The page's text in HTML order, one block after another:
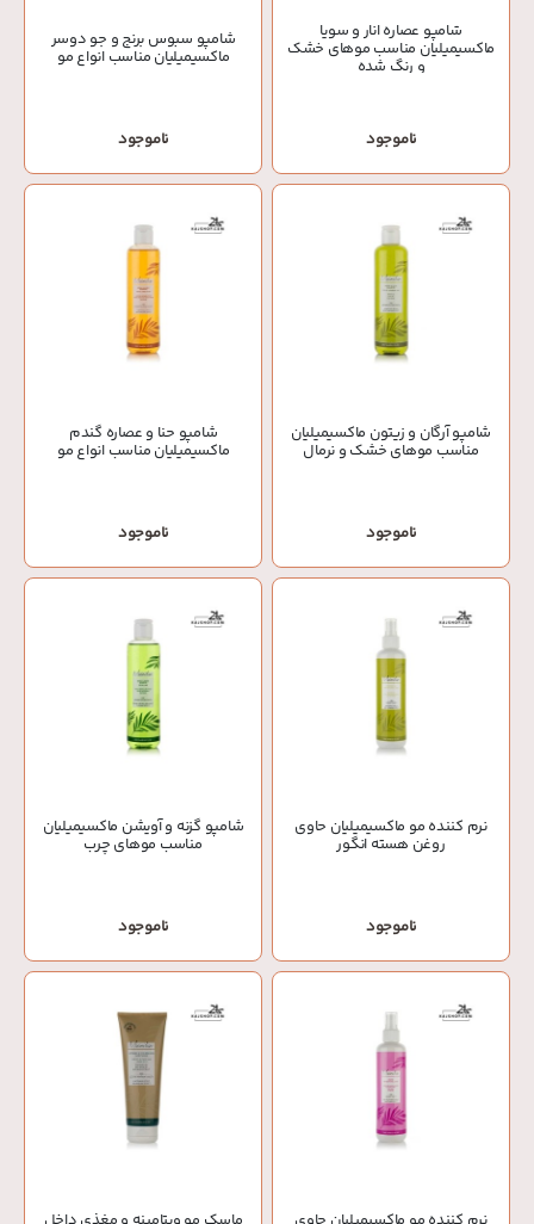
شامپو عصاره انار و سویا
ماکسیمیلیان مناسب موهای خشک
و رنگ شده
ناموجود
شامپو سبوس برنج و جو دوسر
ماکسیمیلیان مناسب انواع مو
ناموجود
شامپو آرگان و زیتون ماکسیمیلیان
مناسب موهای خشک و نرمال
ناموجود
شامپو حنا و عصاره گندم
ماکسیمیلیان مناسب انواع مو
ناموجود
نرم کننده مو ماکسیمیلیان حاوی
روغن هسته انگور
ناموجود
شامپو گزنه و آویشن ماکسیمیلیان
مناسب موهای چرب
ناموجود